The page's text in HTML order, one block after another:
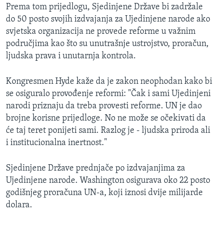
Prema tom prijedlogu, Sjedinjene Države bi zadržale
do 50 posto svojih izdvajanja za Ujedinjene narode ako
svjetska organizacija ne provede reforme u važnim
područjima kao što su unutrašnje ustrojstvo, proračun,
ljudska prava i unutarnja kontrola.
Kongresmen Hyde kaže da je zakon neophodan kako bi
se osiguralo provođenje reformi: "Čak i sami Ujedinjeni
narodi priznaju da treba provesti reforme. UN je dao
brojne korisne prijedloge. No ne može se očekivati da
će taj teret ponijeti sami. Razlog je - ljudska priroda ali
i institucionalna inertnost."
Sjedinjene Države prednjače po izdvajanjima za
Ujedinjene narode. Washington osigurava oko 22 posto
godišnjeg proračuna UN-a, koji iznosi dvije milijarde
dolara.